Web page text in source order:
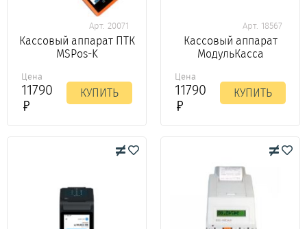
Арт. 20071
Кассовый аппарат ПТК
MSPos-K
Цена
11790 КУПИТЬ
Арт. 18567
Кассовый аппарат
МодульКасса
Цена
11790 КУПИТЬ